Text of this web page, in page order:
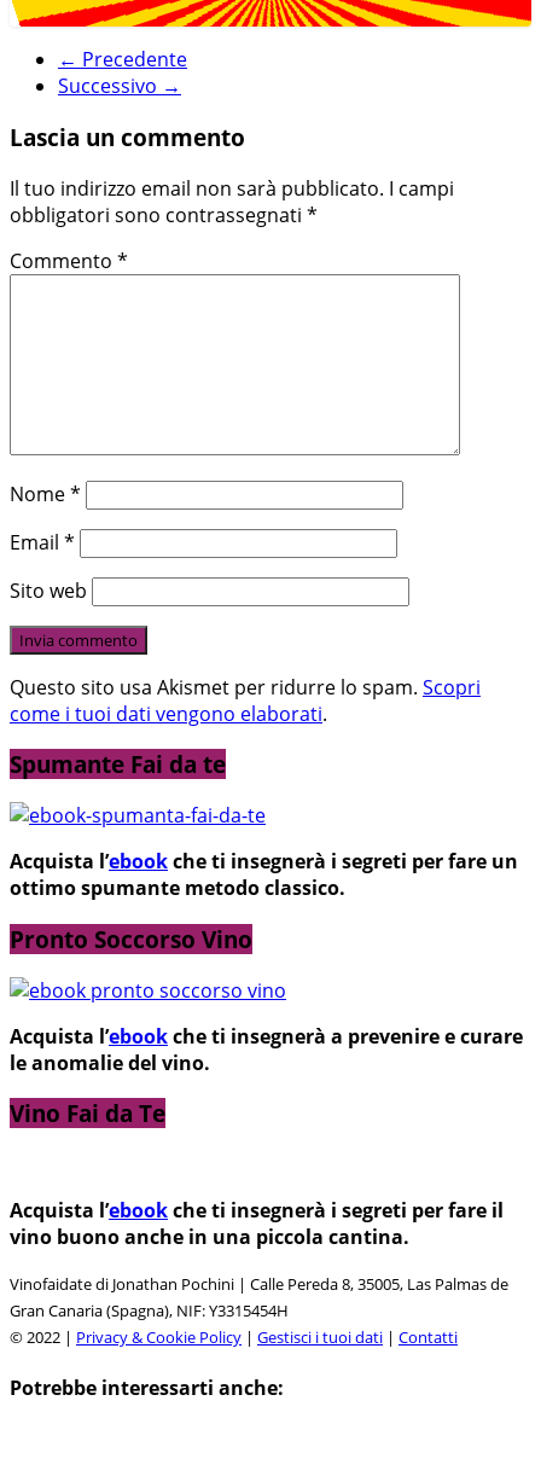
← Precedente
Successivo →
Lascia un commento
Il tuo indirizzo email non sarà pubblicato. I campi
obbligatori sono contrassegnati *
Commento *
Nome*
Email *
Sito web
Questo sito usa Akismet per ridurre lo spam. Scopri
come i tuoi dati vengono elaborati.
Spumante Fai da te
Acquista l’ebookche ti insegnerà i segreti per fare un
ottimo spumante metodo classico.
Pronto Soccorso Vino
Acquista l’ebookche ti insegnerà a prevenire e curare
le anomalie del vino.
Vino Fai da Te
Acquista l’ebookche ti insegnerà i segreti per fare il
vino buono anche in una piccola cantina.
Vinofaidate di Jonathan Pochini | Calle Pereda 8, 35005, Las Palmas de
Gran Canaria (Spagna), NIF: Y3315454H
© 2022 | Privacy & Cookie Policy | Gestisci i tuoi dati | Contatti
Potrebbe interessarti anche: